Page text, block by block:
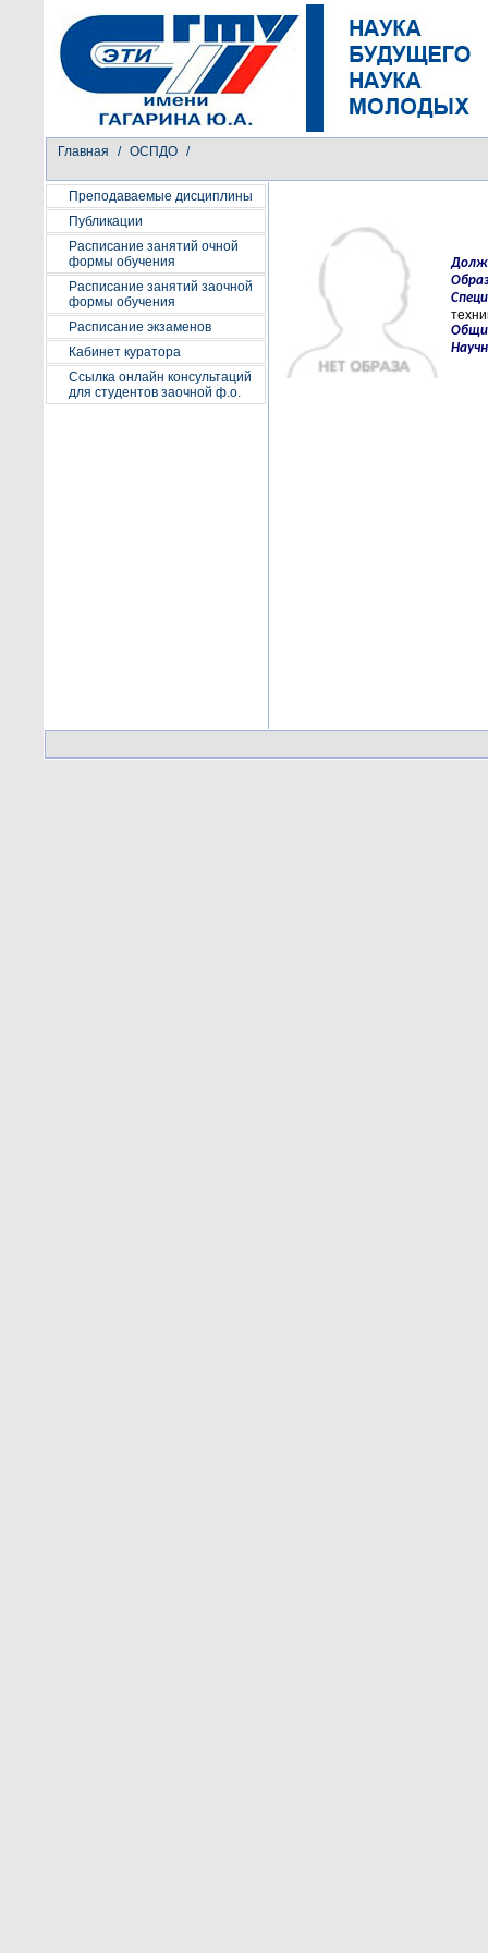
Главная / ОСПДО /
Преподаваемые дисциплины
Публикации
Расписание занятий очной
формы обучения
Расписание занятий заочной
формы обучения
Расписание экзаменов
Кабинет куратора
Ссылка онлайн консультаций
для студентов заочной ф.о.